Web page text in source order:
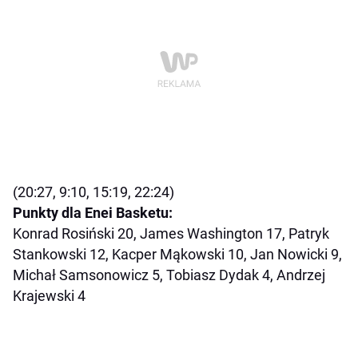
(20:27, 9:10, 15:19, 22:24)
Punkty dla Enei Basketu:
Konrad Rosiński 20, James Washington 17, Patryk
Stankowski 12, Kacper Mąkowski 10, Jan Nowicki 9,
Michał Samsonowicz 5, Tobiasz Dydak 4, Andrzej
Krajewski 4